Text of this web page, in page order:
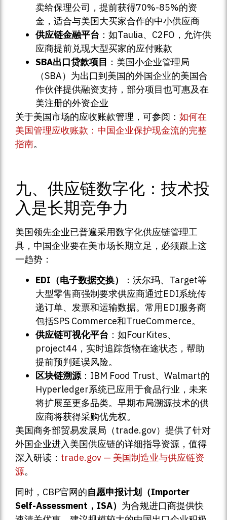
卖给保理公司，提前获得70%-85%的资
金，适合与美国大买家合作的中小供应商
供应链金融平台 ：如Taulia、C2FO，允许供
应商提前兑现大型买家的应付账款
SBA出口贷款项目 ：美国小企业管理局
（SBA）为出口到美国的外国企业的美国合
作伙伴提供融资支持，部分项目也可惠及在
美注册的外资企业
关于美国市场的应收账款管理，可参阅： 如何在
美国管理应收账款：中国企业保护现金流的完整
指南。
九、供应链数字化：技术投
入是长期竞争力
美国领先企业已普遍采用数字化供应链管理工
具，中国企业要在美市场长期立足，必须跟上这
一趋势：
EDI（电子数据交换）
：沃尔玛、Target等
大型零售商强制要求供应商通过EDI系统传
递订单、发票和运输数据。常用EDI服务商
包括SPS Commerce和TrueCommerce。
供应链可视化平台 ：如FourKites、
project44，实时追踪货物在途状态，帮助
提前预判延误风险。
区块链溯源：IBM Food Trust、Walmart的
Hyperledger系统已应用于食品行业，未来
将扩展至更多品类。早期布局溯源技术的供
应商将获得采购优先权。
美国商务部贸易发展局（trade.gov）提供了针对
外国企业进入美国供应链的详细指导资源，值得
深入研读： trade.gov — 美国制造业与供应链资
源。
同时，CBP官网的自愿申报计划（Importer
Self-Assessment，ISA） 为合规进口商提供快